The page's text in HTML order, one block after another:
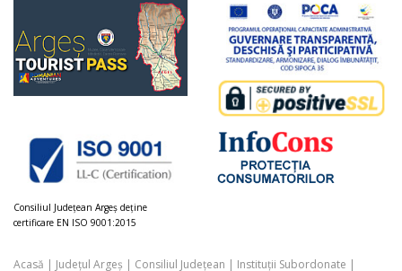
Consiliul Judeţean Argeș deţine
certificare EN ISO 9001:2015
Acasă | Județul Argeș | Consiliul Județean | Instituții Subordonate |